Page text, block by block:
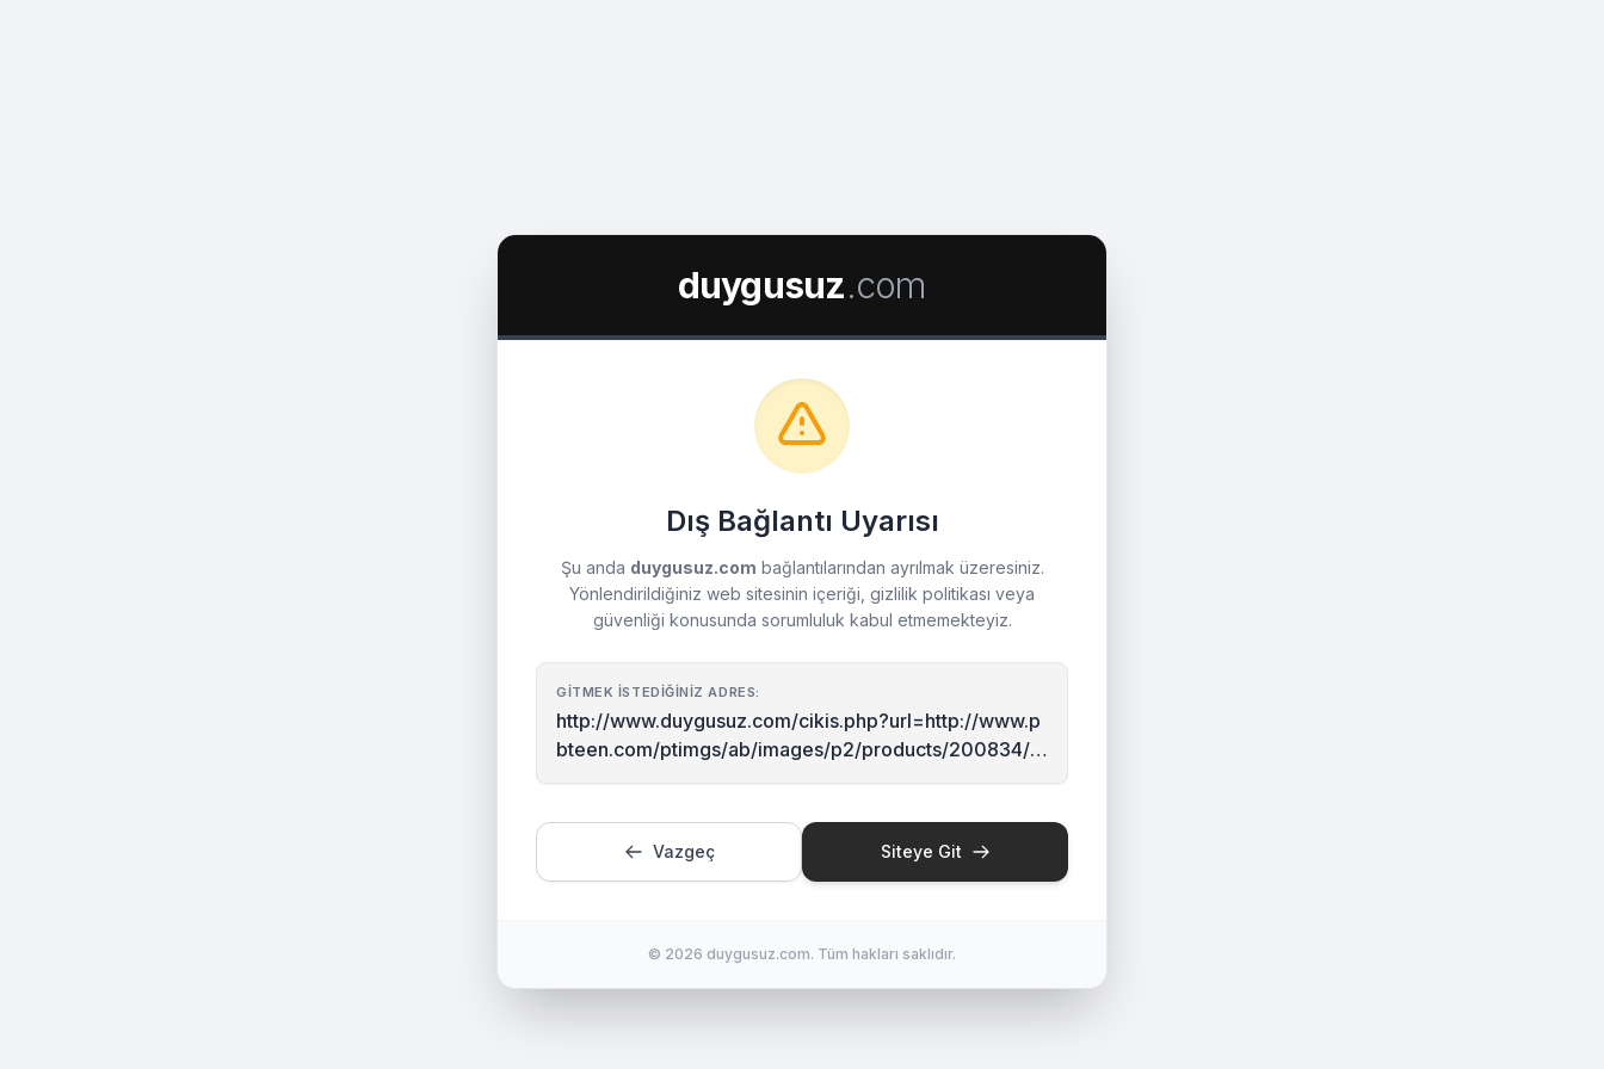
duygusuz.com
Dış Bağlantı Uyarısı
Şu anda duygusuz.com bağlantılarından ayrılmak üzeresiniz.
Yönlendirildiğiniz web sitesinin içeriği, gizlilik politikası veya
güvenliği konusunda sorumluluk kabul etmemekteyiz.
GITMEK İSTEDIĞINIZ ADRES:
http://www.duygusuz.com/cikis.php?url=http://www.p
bteen.com/ptimgs/ab/images/p2/products/200834/0
Vazgeç Siteye Git
© 2026 duygusuz.com. Tüm hakları saklıdır.